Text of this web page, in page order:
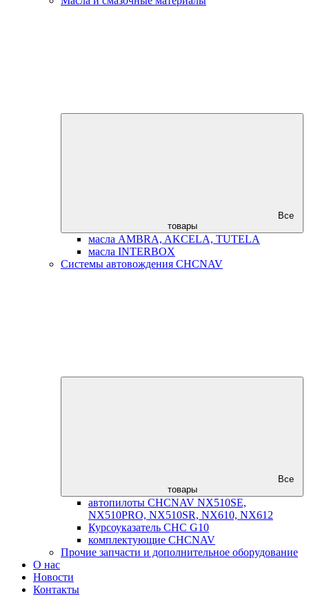
Все
товары
масла AMBRA, AKCELA, TUTELA
масла INTERBOX
Системы автовождения CHCNAV
Все
товары
автопилоты CHCNAV NX510SE,
NX510PRO, NX510SR, NX610, NX612
Курсоуказатель CHC G10
комплектующие CHCNAV
Прочие запчасти и дополнительное оборудование
О нас
Новости
Контакты